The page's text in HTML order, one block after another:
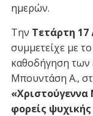
ημερών.
Την Τετάρτη 17
συμμετείχε με
καθοδήγηση των
Μπουντάση Α.,
«Χριστούγεννα
φορείς